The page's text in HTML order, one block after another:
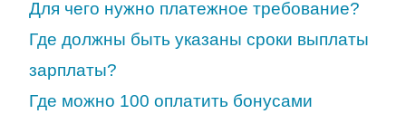
Для чего нужно платежное требование?
Где должны быть указаны сроки выплаты
зарплаты?
Где можно 100 оплатить бонусами